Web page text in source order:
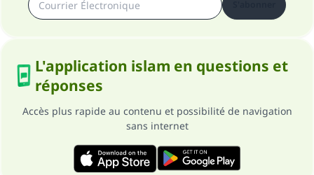
L'application islam en questions et
réponses
Accès plus rapide au contenu et possibilité de navigation
sans internet